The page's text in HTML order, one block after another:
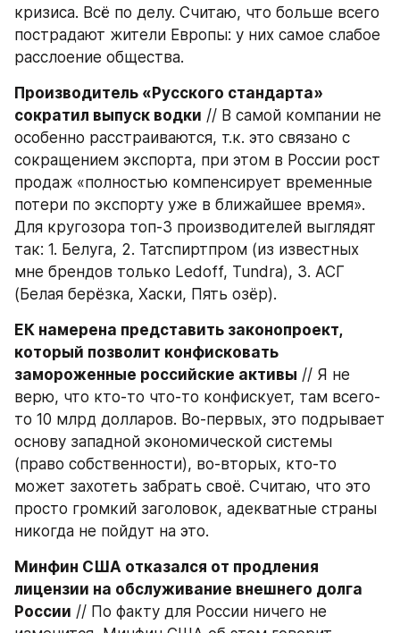
кризиса. Всё по делу. Считаю, что больше всего
пострадают жители Европы: у них самое слабое
расслоение общества.
Производитель «Русского стандарта»
сократил выпуск водки // В самой компании не
особенно расстраиваются, т.к. это связано с
сокращением экспорта, при этом в России рост
продаж «полностью компенсирует временные
потери по экспорту уже в ближайшее время».
Для кругозора топ-3 производителей выглядят
так: 1. Белуга, 2. Татспиртпром (из известных
мне брендов только Ledoff, Tundra), 3. АСГ
(Белая берёзка, Хаски, Пять озёр).
ЕК намерена представить законопроект,
который позволит конфисковать
замороженные российские активы // Я не
верю, что кто-то что-то конфискует, там всего-
то 10 млрд долларов. Во-первых, это подрывает
основу западной экономической системы
(право собственности), во-вторых, кто-то
может захотеть забрать своё. Считаю, что это
просто громкий заголовок, адекватные страны
никогда не пойдут на это.
Минфин США отказался от продления
лицензии на обслуживание внешнего долга
России // По факту для России ничего не